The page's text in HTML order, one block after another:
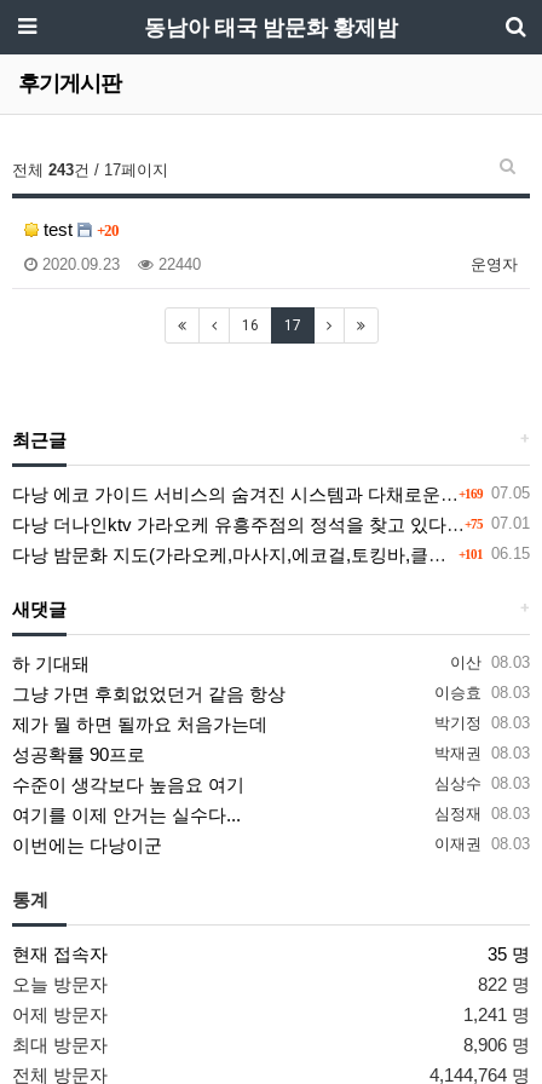
동남아 태국 밤문화 황제밤
후기게시판
전체 243건 / 17페이지
test +20
운영자
2020.09.23 22440
16 17
+
최근글
+169 07.05
다낭 에코 가이드 서비스의 숨겨진 시스템과 다채로운 인력 풀의 진실
+75 07.01
다낭 더나인ktv 가라오케 유흥주점의 정석을 찾고 있다면 여기
+101 06.15
다낭 밤문화 지도(가라오케,마사지,에코걸,토킹바,클럽) 유흥별 가격 및 후기공유
+
새댓글
이산 08.03
하 기대돼
이승효 08.03
그냥 가면 후회없었던거 같음 항상
박기정 08.03
제가 뭘 하면 될까요 처음가는데
박재권 08.03
성공확률 90프로
심상수 08.03
수준이 생각보다 높음요 여기
심정재 08.03
여기를 이제 안거는 실수다...
이재권 08.03
이번에는 다낭이군
통계
현재 접속자
35 명
오늘 방문자
822 명
어제 방문자
1,241 명
최대 방문자
8,906 명
전체 방문자
4,144,764 명